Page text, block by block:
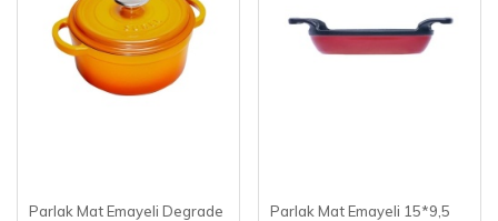
Parlak Mat Emayeli Degrade
Parlak Mat Emayeli 15*9,5